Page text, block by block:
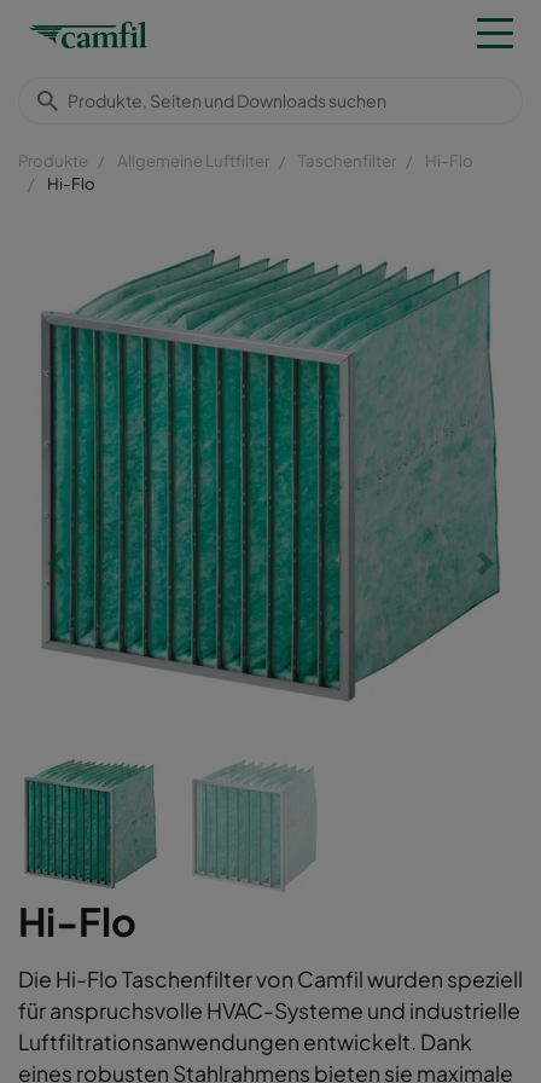
Produkte Allgemeine Luftfilter Taschenfilter
Hi-Flo
Hi-Flo
Hi-Flo
Die Hi-Flo Taschenfilter von Camfil wurden speziell
für anspruchsvolle HVAC-Systeme und industrielle
Luftfiltrationsanwendungen entwickelt. Dank
eines robusten Stahlrahmens bieten sie maximale